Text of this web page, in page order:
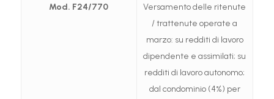
Mod. F24/770
Versamento delle ritenute
/ trattenute operate a
marzo: su redditi di lavoro
dipendente e assimilati; su
redditi di lavoro autonomo;
dal condominio (4%) per